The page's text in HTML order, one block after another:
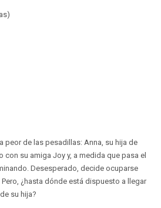
peor de las pesadillas: Anna, su hija de
con su amiga Joy y, a medida que pasa el
Desesperado, decide ocuparse
¿hasta dónde está dispuesto a llegar
su hija?